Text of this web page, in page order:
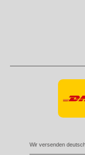
Wir versenden